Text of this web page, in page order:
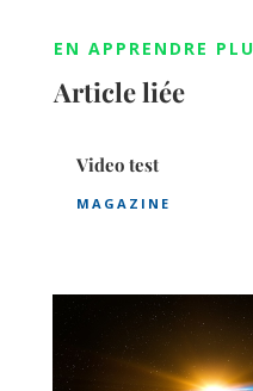
EN APPRENDRE
Article liée
Video test
MAGAZINE